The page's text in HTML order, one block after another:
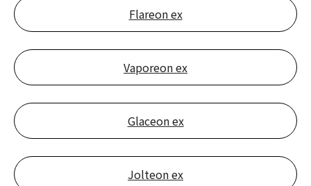
Flareon ex
Vaporeon ex
Glaceon ex
Jolteon ex